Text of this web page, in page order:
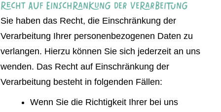
Recht auf Einschränkung der Verarbeitung
Sie haben das Recht, die Einschränkung der
Verarbeitung Ihrer personenbezogenen Daten zu
verlangen. Hierzu können Sie sich jederzeit an uns
wenden. Das Recht auf Einschränkung der
Verarbeitung besteht in folgenden Fällen:
Wenn Sie die Richtigkeit Ihrer bei uns